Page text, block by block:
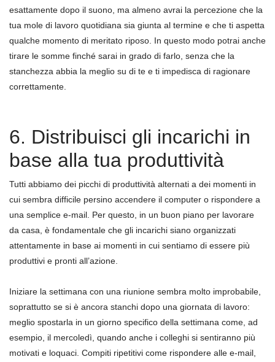
esattamente dopo il suono, ma almeno avrai la percezione che la
tua mole di lavoro quotidiana sia giunta al termine e che ti aspetta
qualche momento di meritato riposo. In questo modo potrai anche
tirare le somme finché sarai in grado di farlo, senza che la
stanchezza abbia la meglio su di te e ti impedisca di ragionare
correttamente.
6. Distribuisci gli incarichi in
base alla tua produttività
Tutti abbiamo dei picchi di produttività alternati a dei momenti in
cui sembra difficile persino accendere il computer o rispondere a
una semplice e-mail. Per questo, in un buon piano per lavorare
da casa, è fondamentale che gli incarichi siano organizzati
attentamente in base ai momenti in cui sentiamo di essere più
produttivi e pronti all’azione.
Iniziare la settimana con una riunione sembra molto improbabile,
soprattutto se si è ancora stanchi dopo una giornata di lavoro:
meglio spostarla in un giorno specifico della settimana come, ad
esempio, il mercoledì, quando anche i colleghi si sentiranno più
motivati e loquaci. Compiti ripetitivi come rispondere alle e-mail,